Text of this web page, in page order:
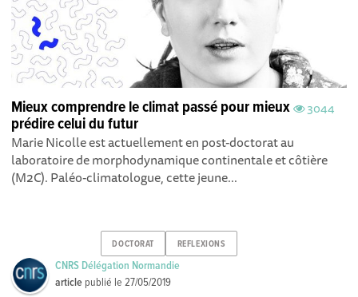
3044
Mieux comprendre le climat passé pour mieux
prédire celui du futur
Marie Nicolle est actuellement en post-doctorat au
laboratoire de morphodynamique continentale et côtière
(M2C). Paléo-climatologue, cette jeune...
DOCTORAT REFLEXIONS
CNRS Délégation Normandie
article publié le27/05/2019